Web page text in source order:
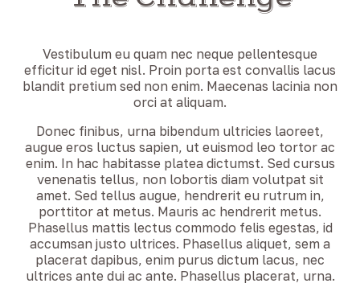
Vestibulum eu quam nec neque pellentesque
efficitur id eget nisl. Proin porta est convallis lacus
blandit pretium sed non enim. Maecenas lacinia non
orci at aliquam.
Donec finibus, urna bibendum ultricies laoreet,
augue eros luctus sapien, ut euismod leo tortor ac
enim. In hac habitasse platea dictumst. Sed cursus
venenatis tellus, non lobortis diam volutpat sit
amet. Sed tellus augue, hendrerit eu rutrum in,
porttitor at metus. Mauris ac hendrerit metus.
Phasellus mattis lectus commodo felis egestas, id
accumsan justo ultrices. Phasellus aliquet, sem a
placerat dapibus, enim purus dictum lacus, nec
ultrices ante dui ac ante. Phasellus placerat, urna.